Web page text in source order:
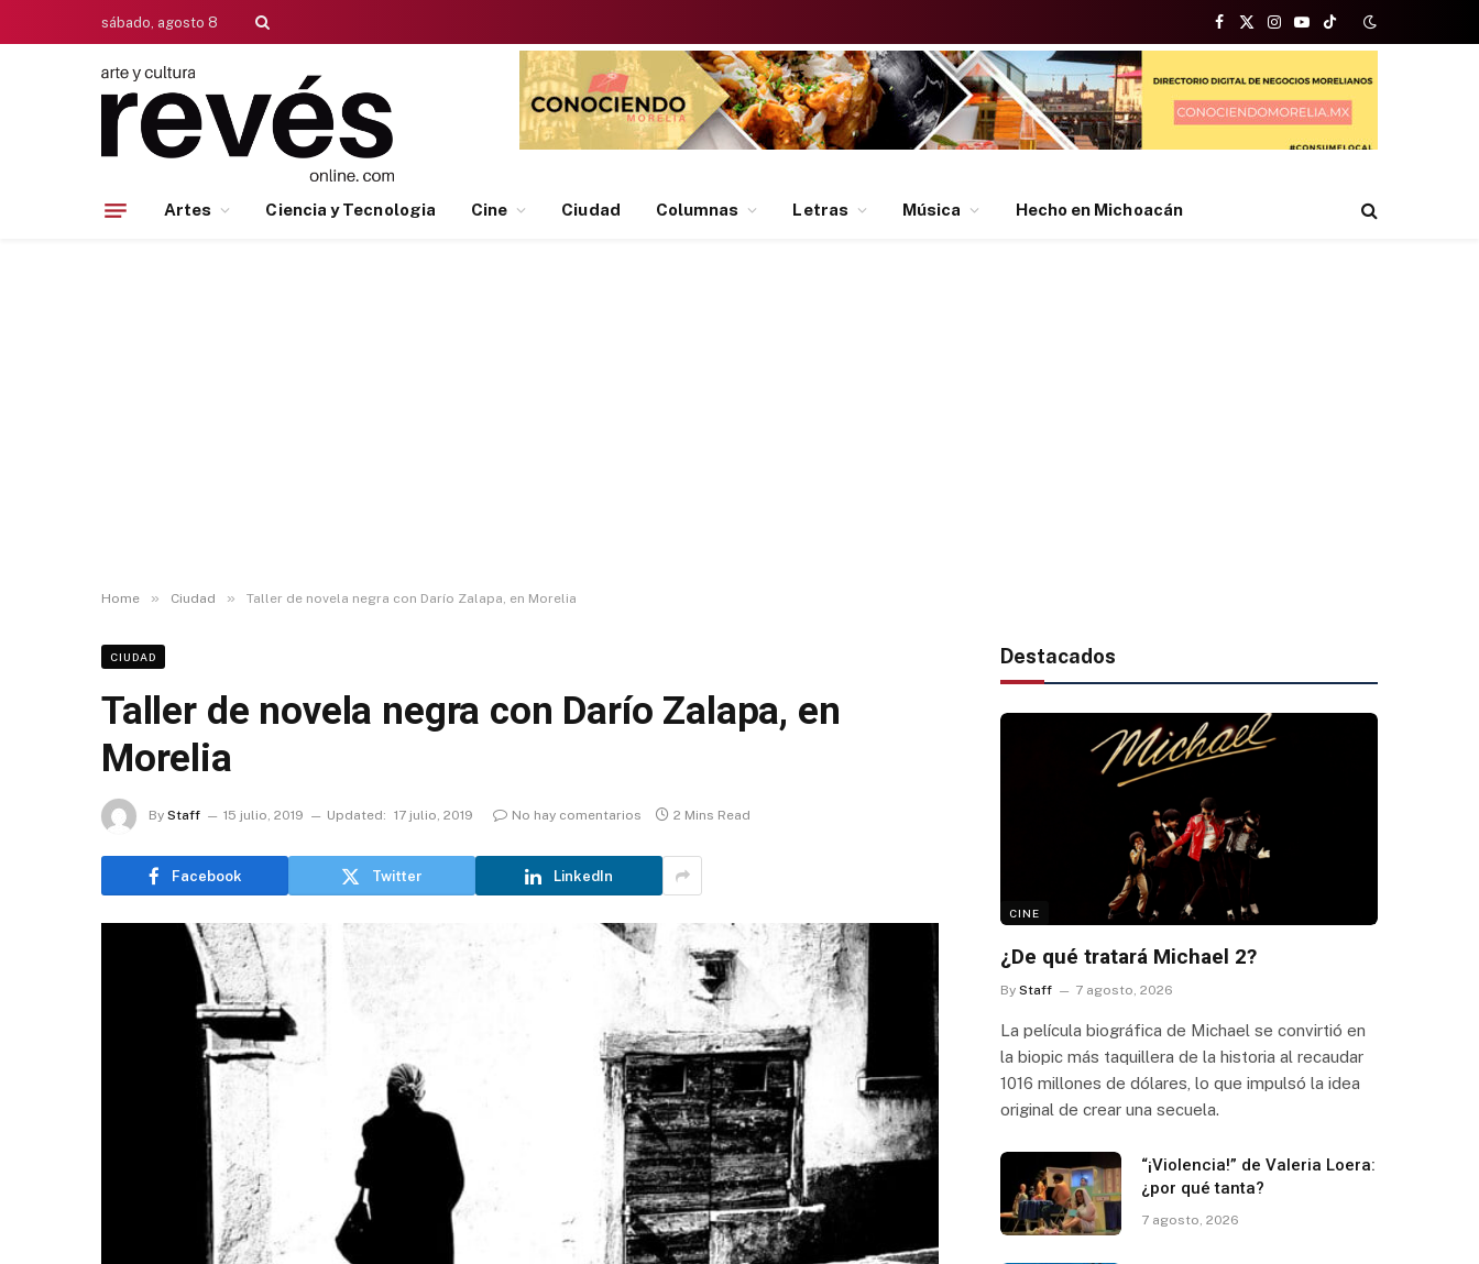
sábado, agosto 8
Facebook
X
(Twitter)
Instagram
YouTubeTikTok
Artes Ciencia y Tecnologia Cine Ciudad Columnas Letras Música Hecho en Michoacán
Home » Ciudad » Taller de novela negra con Darío Zalapa, en Morelia
CIUDAD
Taller de novela negra con Darío Zalapa, en
Morelia
By Staff 15 julio, 2019 Updated: 17 julio, 2019 No hay comentarios 2 Mins Read
Facebook Twitter LinkedIn
Destacados
CINE
¿De qué tratará Michael 2?
By Staff 7 agosto, 2026
La película biográfica de Michael se convirtió en
la biopic más taquillera de la historia al recaudar
1016 millones de dólares, lo que impulsó la idea
original de crear una secuela.
“¡Violencia!” de Valeria Loera:
¿por qué tanta?
7 agosto, 2026